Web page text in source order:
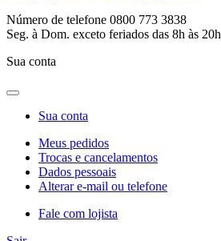
Número de telefone 0800 773 3838
Seg. à Dom. exceto feriados das 8h às 20h
Sua conta
Sua conta
Meus pedidos
Trocas e cancelamentos
Dados pessoais
Alterar e-mail ou telefone
Fale com lojista